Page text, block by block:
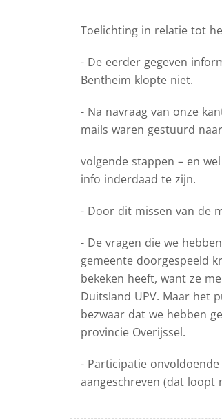
Toelichting in relatie tot
- De eerder gegeven
Bentheim klopte niet.
- Na navraag van onze
mails waren gestuurd
volgende stappen – en
info inderdaad te zijn.
- Door dit missen van de
- De vragen die we
gemeente doorgespeeld
bekeken heeft, want ze
Duitsland UPV. Maar het
bezwaar dat we hebben
provincie Overijssel.
- Participatie
aangeschreven (dat loopt